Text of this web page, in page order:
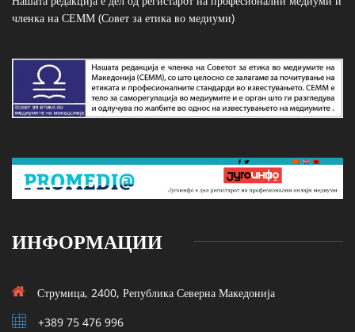
членка на СЕММ (Совет за етика во медиуми)
ИНФОРМАЦИИ
Струмица, 2400, Република Северна Македонија
+389 75 476 996